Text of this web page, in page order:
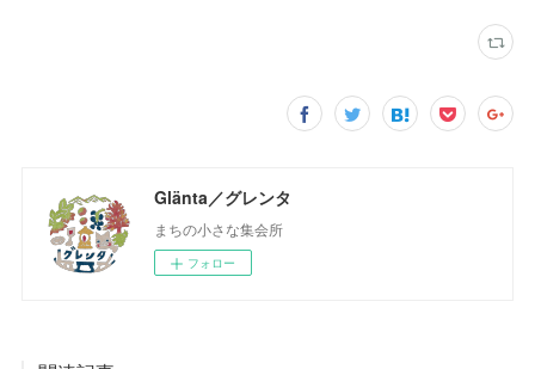
Glänta／グレンタ
まちの小さな集会所
フォロー